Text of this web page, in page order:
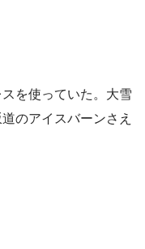
を使っていた。大雪
のアイスバーンさえ